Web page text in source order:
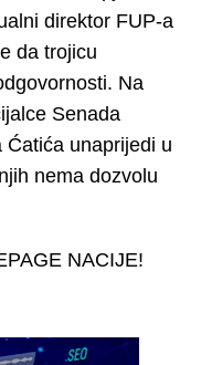
direktor FUP-a
da trojicu
Na
Senada
Ćatića unaprijedi u
nema dozvolu
NACIJE!